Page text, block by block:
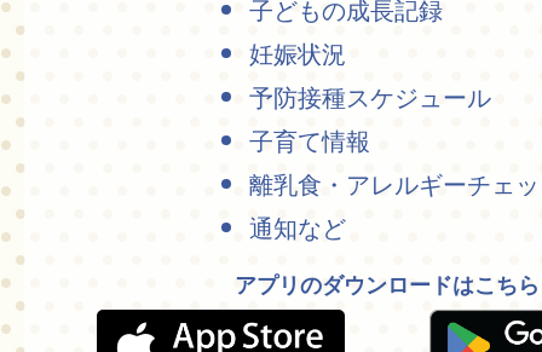
子どもの成長記録
妊娠状況
予防接種スケジュール
子育て情報
離乳食・アレルギーチェ
通知など
アプリのダウンロードはこちら